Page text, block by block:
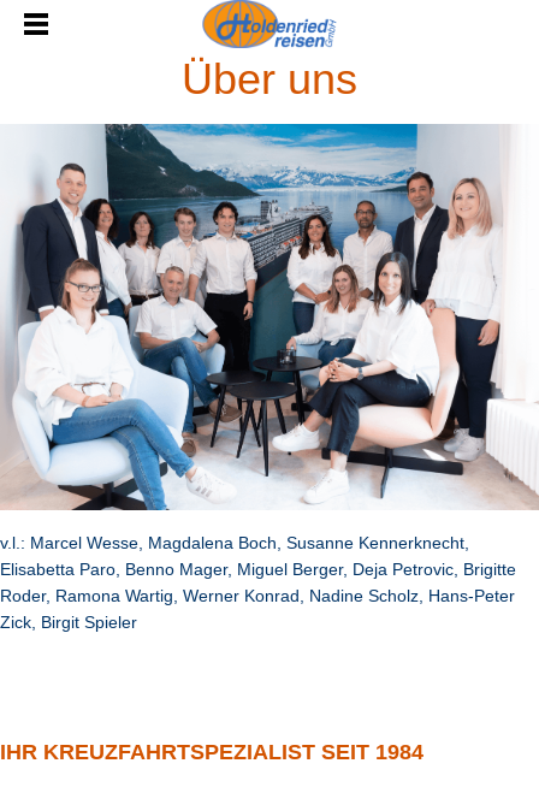
Über uns
v.l.: Marcel Wesse, Magdalena Boch, Susanne Kennerknecht,
Elisabetta Paro, Benno Mager, Miguel Berger, Deja Petrovic, Brigitte
Roder, Ramona Wartig, Werner Konrad, Nadine Scholz, Hans-Peter
Zick, Birgit Spieler
IHR KREUZFAHRTSPEZIALIST SEIT 1984